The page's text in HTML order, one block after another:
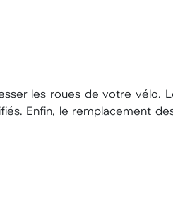
les roues de votre vélo.
Enfin, le remplacement